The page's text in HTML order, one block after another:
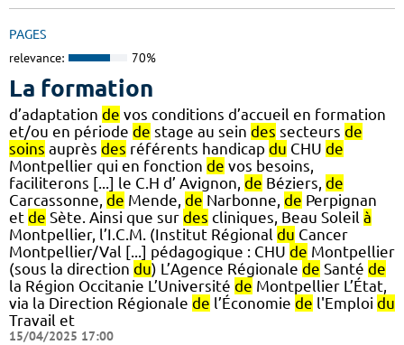
PAGES
relevance: 70%
La formation
d’adaptation de vos conditions d’accueil en formation
et/ou en période de stage au sein des secteurs de
soins auprès des référents handicap du CHU de
Montpellier qui en fonction de vos besoins,
faciliterons [...] le C.H d’ Avignon, de Béziers, de
Carcassonne, de Mende, de Narbonne, de Perpignan
et de Sète. Ainsi que sur des cliniques, Beau Soleil à
Montpellier, l’I.C.M. (Institut Régional du Cancer
Montpellier/Val [...] pédagogique : CHU de Montpellier
(sous la direction du) L’Agence Régionale de Santé de
la Région Occitanie L’Université de Montpellier L’État,
via la Direction Régionale de l’Économie de l'Emploi du
Travail et
15/04/2025 17:00